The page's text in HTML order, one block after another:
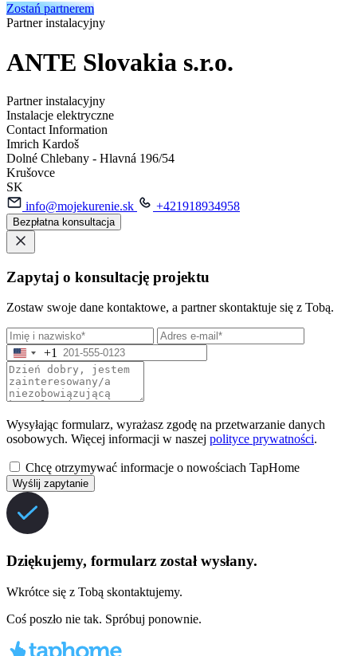
Zostań partnerem
Partner instalacyjny
ANTE Slovakia s.r.o.
Partner instalacyjny
Instalacje elektryczne
Contact Information
Imrich Kardoš
Dolné Chlebany - Hlavná 196/54
Krušovce
SK
info@mojekurenie.sk
+421918934958
Bezpłatna konsultacja
Zapytaj o konsultację projektu
Zostaw swoje dane kontaktowe, a partner skontaktuje się z Tobą.
+1
Wysyłając formularz, wyrażasz zgodę na przetwarzanie danych
osobowych. Więcej informacji w naszej polityce prywatności.
Chcę otrzymywać informacje o nowościach TapHome
Wyślij zapytanie
Dziękujemy, formularz został wysłany.
Wkrótce się z Tobą skontaktujemy.
Coś poszło nie tak. Spróbuj ponownie.